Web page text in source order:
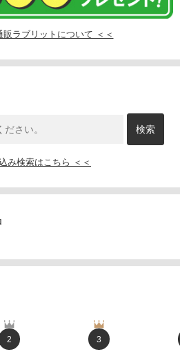
販ラブリットについて ＜＜
み検索はこちら ＜＜
2 3